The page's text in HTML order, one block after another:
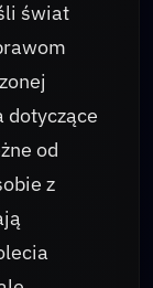
świat
dotyczące
od
z